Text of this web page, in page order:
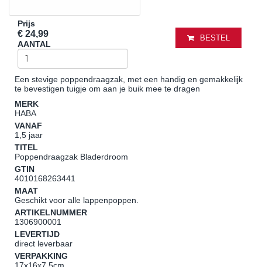
Prijs
€ 24,99
AANTAL
BESTEL
Een stevige poppendraagzak, met een handig en gemakkelijk
te bevestigen tuigje om aan je buik mee te dragen
MERK
HABA
VANAF
1,5 jaar
TITEL
Poppendraagzak Bladerdroom
GTIN
4010168263441
MAAT
Geschikt voor alle lappenpoppen.
ARTIKELNUMMER
1306900001
LEVERTIJD
direct leverbaar
VERPAKKING